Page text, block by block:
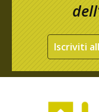
Iscriviti